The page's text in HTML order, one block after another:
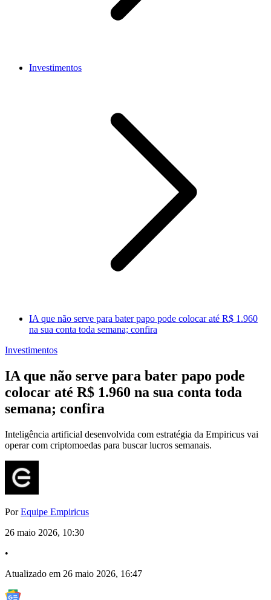
Investimentos
IA que não serve para bater papo pode colocar até R$ 1.960
na sua conta toda semana; confira
Investimentos
IA que não serve para bater papo pode
colocar até R$ 1.960 na sua conta toda
semana; confira
Inteligência artificial desenvolvida com estratégia da Empiricus vai
operar com criptomoedas para buscar lucros semanais.
PorEquipe Empiricus
26 maio 2026, 10:30
•
Atualizado em 26 maio 2026, 16:47